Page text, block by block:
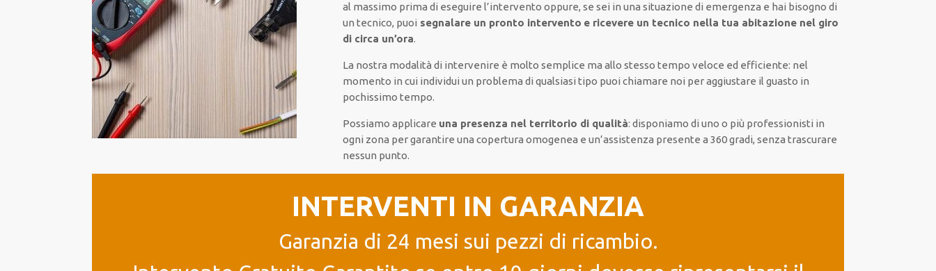
al massimo prima di eseguire l’intervento oppure, se sei in una situazione di emergenza e hai bisogno di
un tecnico, puoi segnalareun pronto intervento e ricevere un tecnico nella tua abitazione nel giro
di circa un’ora.
La nostra modalità di intervenire è molto semplice ma allo stesso tempo veloce ed efficiente: nel
momento in cui individui un problema di qualsiasi tipo puoi chiamare noi peraggiustare il guasto in
pochissimo tempo.
Possiamo applicare una presenza nel territorio di qualità: disponiamo di uno o più professionisti in
ogni zona pergarantire una copertura omogenea e un’assistenza presente a 360 gradi, senza trascurare
nessun punto.
INTERVENTI IN GARANZIA
Garanzia di 24 mesi sui pezzi di ricambio.